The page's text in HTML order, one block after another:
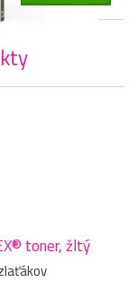
toner, žltý